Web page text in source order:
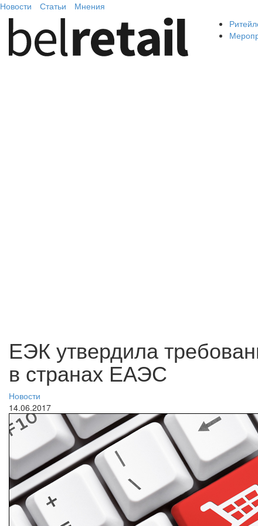
Новости Статьи Мнения
ЕЭК утвердила
в странах ЕАЭС
Новости
14.06.2017